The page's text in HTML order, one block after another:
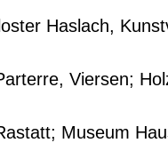
Haslach,
Viersen;
Museum